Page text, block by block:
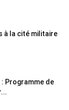
à la cité militaire
: Programme de